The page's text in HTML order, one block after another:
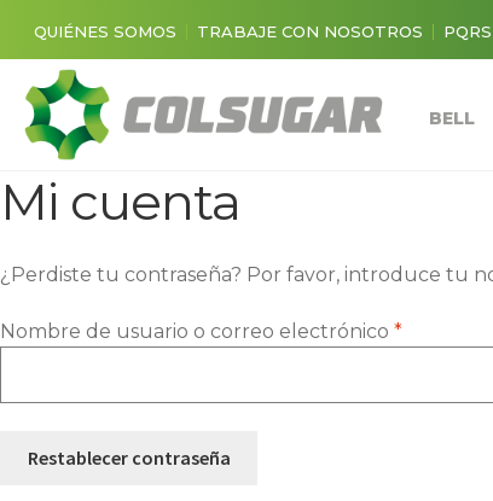
QUIÉNES SOMOS TRABAJE CON NOSOTROS PQRS
BELL
Mi cuenta
¿Perdiste tu contraseña? Por favor, introduce tu
Nombre de usuario o correo electrónico *
Restablecer contraseña